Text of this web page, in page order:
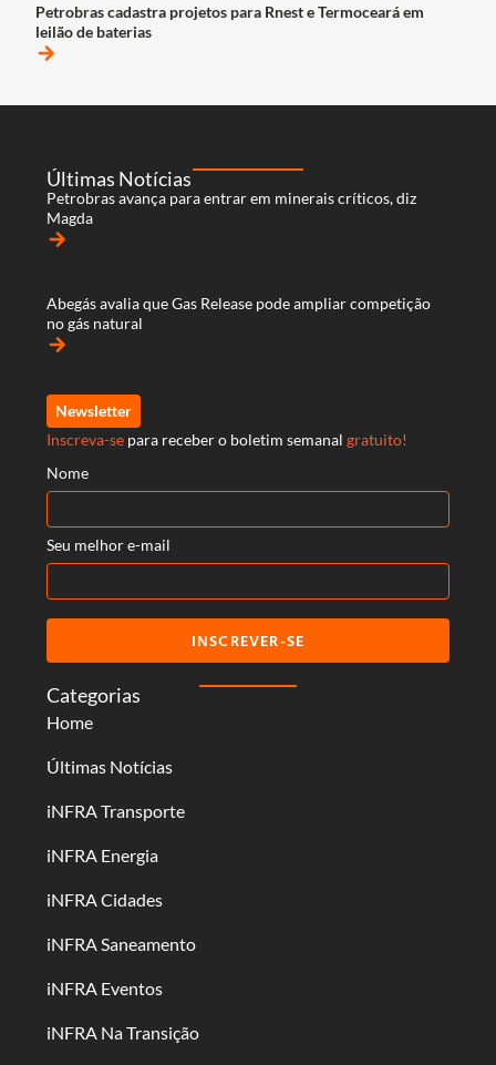
Petrobras cadastra projetos para Rnest e Termoceará em
leilão de baterias
arrow_forward
Categorias
Home
Últimas Notícias
iNFRA Transporte
iNFRA Energia
iNFRA Cidades
iNFRA Saneamento
iNFRA Eventos
iNFRA Na Transição
Últimas Notícias
Petrobras avança para entrar em minerais críticos, diz
Magda
arrow_forward
Abegás avalia que Gas Release pode ampliar competição
no gás natural
arrow_forward
Newsletter
Inscreva-se para receber o boletim semanal gratuito!
Nome
Seu melhor e-mail
INSCREVER-SE